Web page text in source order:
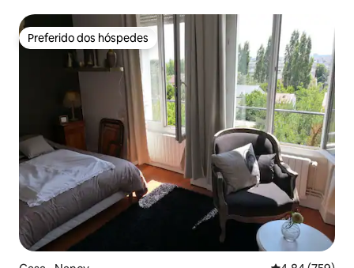
Preferido dos hóspedes
Preferido dos hóspedes